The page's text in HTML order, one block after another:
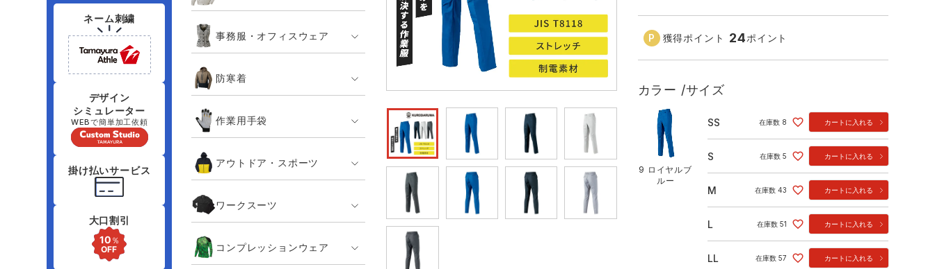
ニット
ファン付きウェア
防寒
カジュアル
タカヤ商事 エアークラフト 自重堂
アタックベース サンエス 中塚被服 イーブンリバー
藤井電工 福山ゴム工業
ビッグボーン商事株式会
社
ネーム刺繍
デザイン
シミュレーター
WEBで簡単加工依頼
掛け払いサービス
大口割引
事務服・オフィスウェア
防寒着
作業用手袋
アウトドア・スポーツ
ワークスーツ
コンプレッションウェア
9 ロイヤルブルー
獲得ポイント 24ポイント
カラー サイズ
9 ロイヤルブ
ルー
SS 在庫数 8 カートに入れる
S 在庫数 5 カートに入れる
M 在庫数 43 カートに入れる
L 在庫数 51 カートに入れる
LL 在庫数 57 カートに入れる